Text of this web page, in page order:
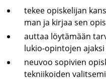
tekee opis­ke­li­jan
man ja kir­jaa sen
aut­taa löy­tä­mään
lukio-​opintojen
neu­voo so­pi­vien
tekniikoiden